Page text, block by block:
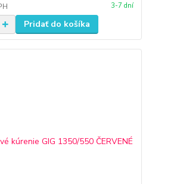
3-7 dní
Pridať do košíka